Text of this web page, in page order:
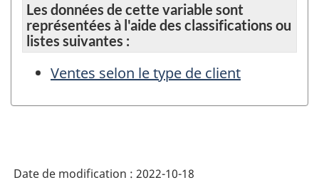
Les données de cette variable sont
représentées à l'aide des classifications ou
listes suivantes :
Ventes selon le type de client
Date de modification : 2022-10-18